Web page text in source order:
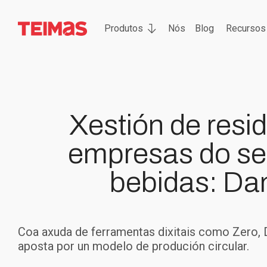
Produtos Nós Blog Recursos
Xestión de
empresas do
bebidas:
Coa axuda de ferramentas dixitais como Zero,
aposta por un modelo de produción circular.